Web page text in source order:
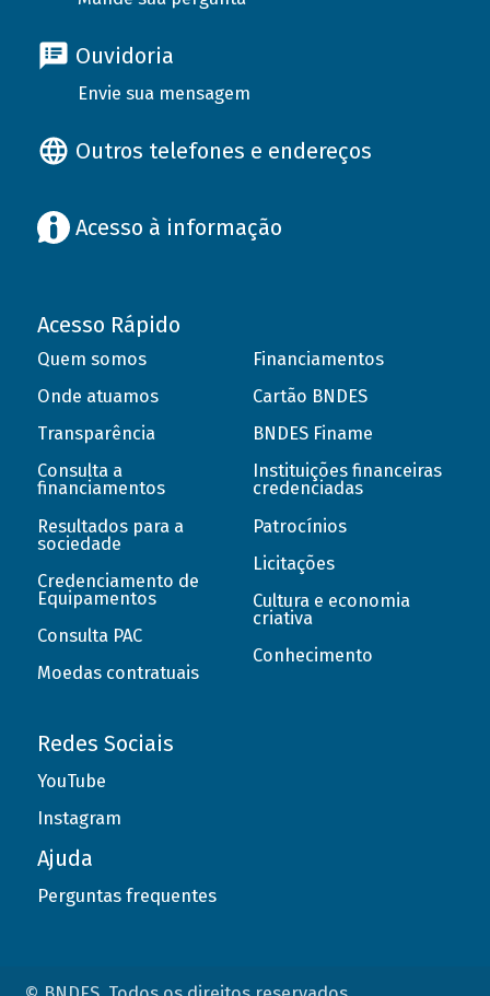
Ouvidoria
Envie sua mensagem
Outros telefones e endereços
Acesso à informação
Acesso Rápido
Quem somos
Onde atuamos
Transparência
Consulta a
financiamentos
Resultados para a
sociedade
Credenciamento de
Equipamentos
Consulta PAC
Moedas contratuais
Financiamentos
Cartão BNDES
BNDES Finame
Instituições financeiras
credenciadas
Patrocínios
Licitações
Cultura e economia
criativa
Conhecimento
Redes Sociais
YouTube
Instagram
Ajuda
Perguntas frequentes